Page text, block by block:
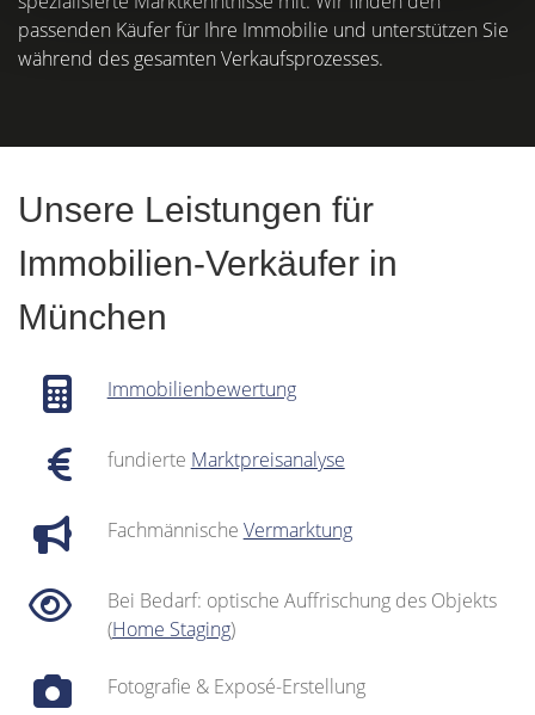
passenden Käufer für Ihre Immobilie und unterstützen Sie
während des gesamten Verkaufsprozesses.
Unsere Leistungen für
Immobilien-Verkäufer in
München
Immobilienbewertung
fundierte Marktpreisanalyse
Fachmännische Vermarktung
Bei Bedarf: optische Auffrischung des Objekts
(Home Staging)
Fotografie & Exposé-Erstellung